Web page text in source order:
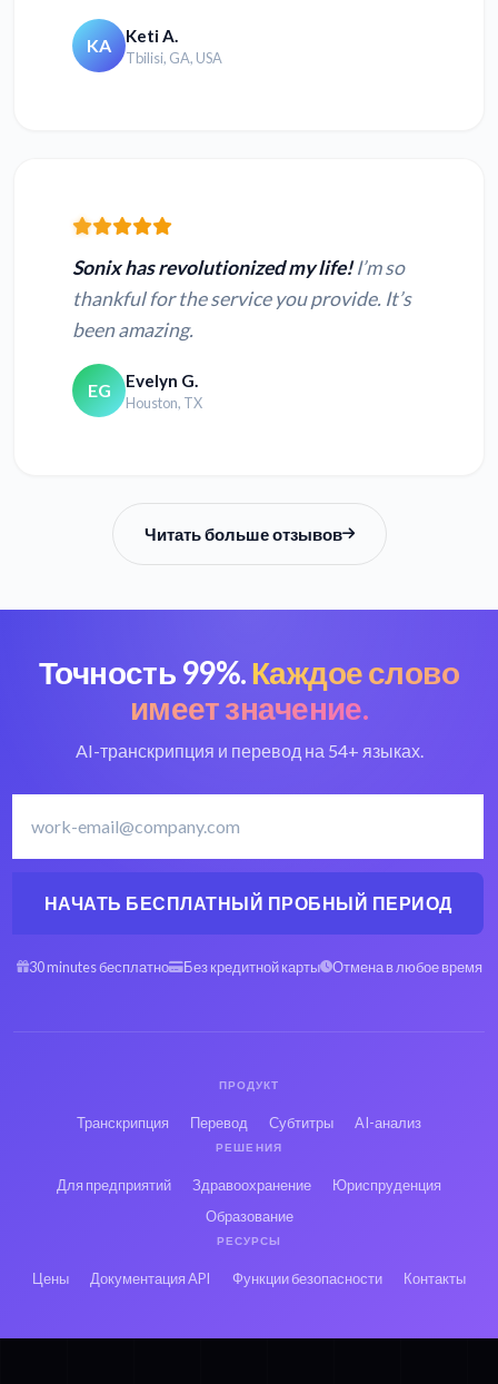
KA Keti A.
Tbilisi, GA, USA
Sonix has revolutionized my life!I’m so
thankful for the service you provide. It’s
been amazing.
EG Evelyn G.
Houston, TX
Читать больше отзывов
Точность 99%. Каждое слово
имеет значение.
AI-транскрипция и перевод на 54+ языках.
НАЧАТЬ БЕСПЛАТНЫЙ ПРОБНЫЙ ПЕРИОД
30 minutes бесплатно Без кредитной карты Отмена в любое время
ПРОДУКТ
Транскрипция Перевод Субтитры AI-анализ
РЕШЕНИЯ
Для предприятий Здравоохранение
Юриспруденция
Образование
РЕСУРСЫ
Цены Документация API Функции безопасности Контакты